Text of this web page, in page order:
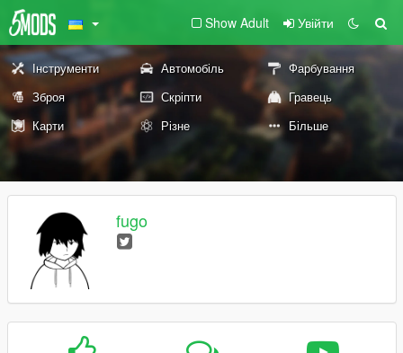
Show Adult Увійти
Інструменти Автомобіль
Фарбування
Зброя
Скріпти
Гравець
Карти
Різне Більше
fugo